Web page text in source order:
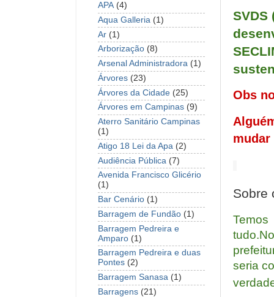
SVDS
Obs
mudar
Sobre
Temos
seria
APA (4)
Aqua Galleria (1)
Ar (1)
Arborização (8)
Arsenal Administradora (1)
Árvores (23)
Árvores da Cidade (25)
Árvores em Campinas (9)
Aterro Sanitário Campinas
(1)
Atigo 18 Lei da Apa (2)
Audiência Pública (7)
Avenida Francisco Glicério
(1)
Bar Cenário (1)
Barragem de Fundão (1)
Barragem Pedreira e
Amparo (1)
Barragem Pedreira e duas
Pontes (2)
Barragem Sanasa (1)
Barragens (21)